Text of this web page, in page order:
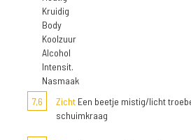
Kruidig
Body
Koolzuur
Alcohol
Intensit.
Nasmaak
7,6
Zicht Een beetje mistig/licht
schuimkraag